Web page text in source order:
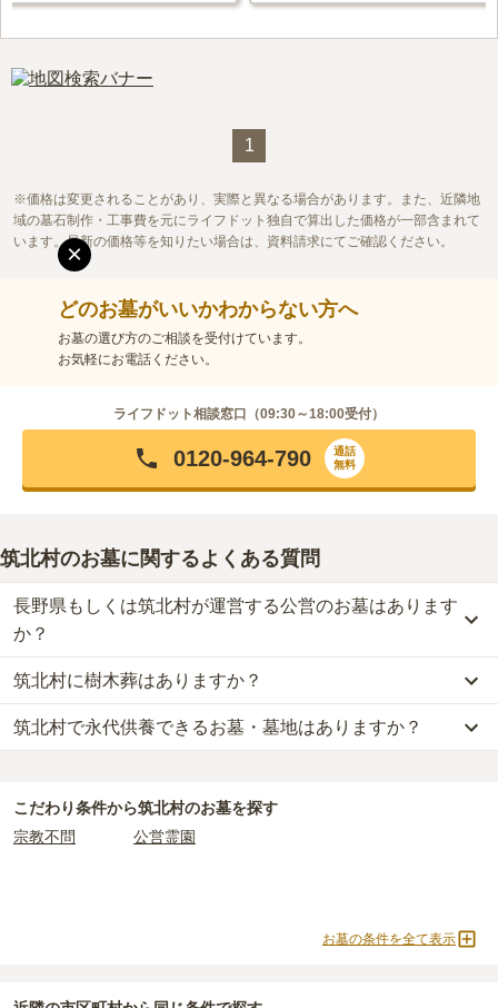
1
価格は変更されることがあり、実際と異なる場合があります。また、近隣地
域の墓石制作・工事費を元にライフドット独自で算出した価格が一部含まれて
います。最新の価格等を知りたい場合は、資料請求にてご確認ください。
どのお墓がいいかわからない方へ
お墓の選び方のご相談を受付けています。
お気軽にお電話ください。
ライフドット相談窓口（09:30～18:00受付）
0120-964-790
通話
無料
筑北村のお墓に関するよくある質問
長野県もしくは筑北村が運営する公営のお墓はあります
か？
筑北村には、長野県もしくは筑北村
件あ
ります。
筑北村営 向原霊園がそれにあたります。
れているケースがほとんどです。
主な条件として、遺骨がすでにある、該当の市区町村に一定年数以
契約条件の詳細は、各霊園のページをご確認いただくか、資料請求
筑北村に樹木葬はありますか？
筑北村には、樹木葬の掲載がありません。
自然葬をお考えの場合は、海洋散骨もご検討ください。
筑北村で永代供養できるお墓・墓地はありますか？
永代供養をお考えの場合は、海洋散骨もご検討ください。
こだわり条件から筑北村のお墓を探す
宗教不問
公営霊園
お墓の条件を全て表示
×